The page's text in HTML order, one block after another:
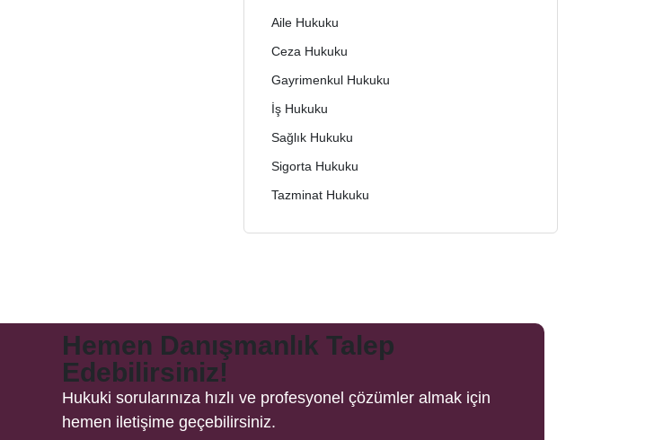
Aile Hukuku
Ceza Hukuku
Gayrimenkul Hukuku
İş Hukuku
Sağlık Hukuku
Sigorta Hukuku
Tazminat Hukuku
Hemen Danışmanlık Talep
Edebilirsiniz!
Hukuki sorularınıza hızlı ve profesyonel çözümler almak için
hemen iletişime geçebilirsiniz.